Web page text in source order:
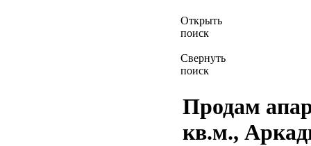
Открыть
поиск
Свернуть
поиск
Продам
кв.м.,